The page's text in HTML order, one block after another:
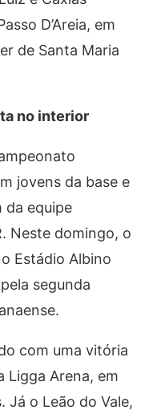
D’Areia, em
de Santa Maria
no interior
jovens da base e
da equipe
Neste domingo, o
Estádio Albino
segunda
com uma vitória
Ligga Arena, em
o Leão do Vale,